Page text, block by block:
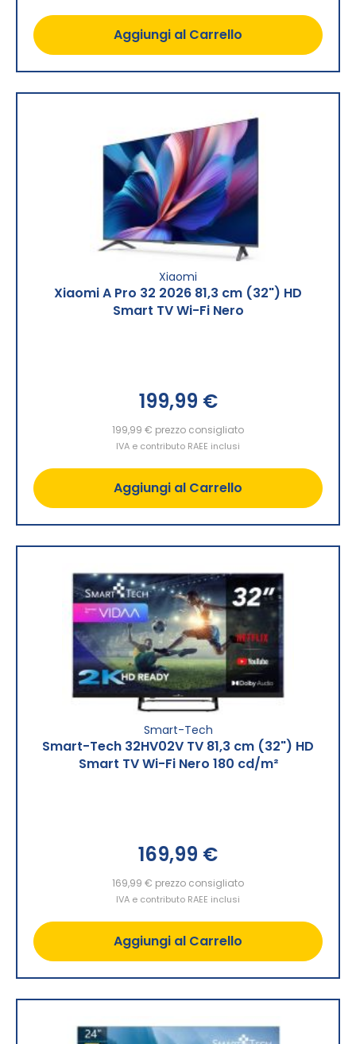
Aggiungi al Carrello
Xiaomi
Xiaomi A Pro 32 2026 81,3 cm (32") HD
Smart TV Wi-Fi Nero
199,99 €
199,99 € prezzo consigliato
IVA e contributo RAEE inclusi
Aggiungi al Carrello
Smart-Tech
Smart-Tech 32HV02V TV 81,3 cm (32") HD
Smart TV Wi-Fi Nero 180 cd/m²
169,99 €
169,99 € prezzo consigliato
IVA e contributo RAEE inclusi
Aggiungi al Carrello